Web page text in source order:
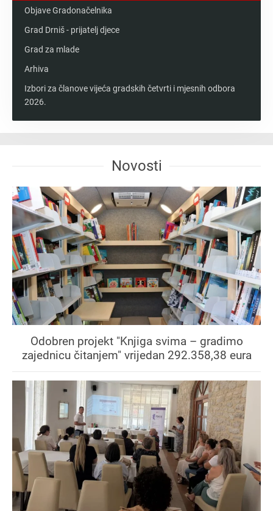
Objave Gradonačelnika
Grad Drniš - prijatelj djece
Grad za mlade
Arhiva
Izbori za članove vijeća gradskih četvrti i mjesnih odbora
2026.
Novosti
Odobren projekt "Knjiga svima – gradimo
zajednicu čitanjem" vrijedan 292.358,38 eura